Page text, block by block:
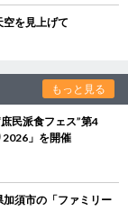
空を見上げて
もっと見る
民派食フェス”第4
2026」を開催
須市の「ファミリー